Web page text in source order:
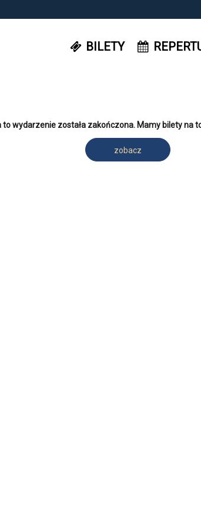
BILETY
wydarzenie została zakończona. Mamy bilety na
zobacz